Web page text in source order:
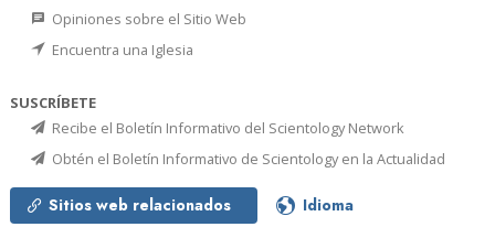
Opiniones sobre el Sitio Web
Encuentra una Iglesia
SUSCRÍBETE
Recibe el Boletín Informativo del Scientology Network
Obtén el Boletín Informativo de Scientology en la Actualidad
Sitios web relacionados Idioma